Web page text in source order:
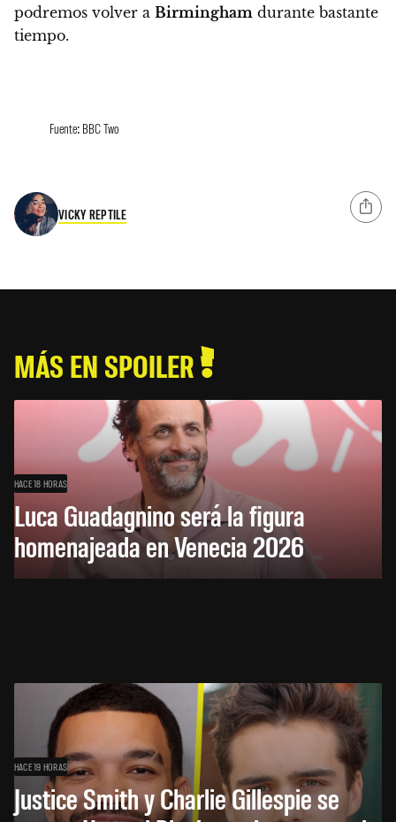
podremos volver a Birmingham durante bastante
tiempo.
Fuente: BBC Two
VICKY REPTILE
MÁS EN SPOILER
HACE 18 HORAS
Luca Guadagnino será la figura
homenajeada en Venecia 2026
HACE 19 HORAS
Justice Smith y Charlie Gillespie se